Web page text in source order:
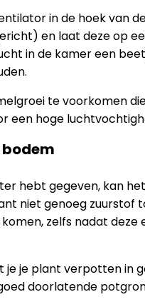
in de hoek van
en laat deze op
in de kamer een
te voorkomen
een hoge
hebt gegeven, kan
niet genoeg zuurstof
zelfs nadat deze
je je plant verpotten in
doorlatende